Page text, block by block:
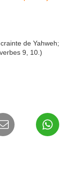
de Yahweh;
9, 10.)